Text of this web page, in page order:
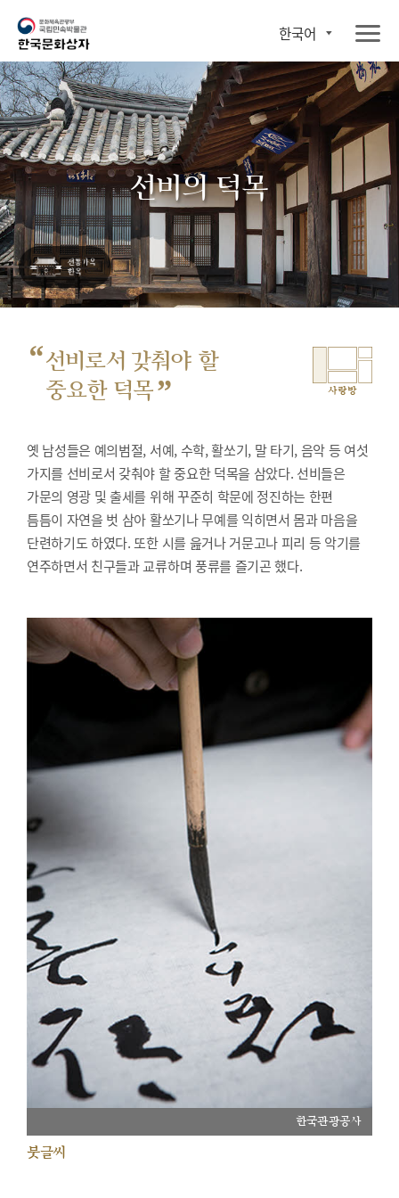
한국어
선비의 덕목
“선비로서 갖춰야 할
중요한 덕목” 사랑방
옛 남성들은 예의범절, 서예, 수학, 활쏘기, 말 타기, 음악 등 여섯
가지를 선비로서 갖춰야 할 중요한 덕목을 삼았다. 선비들은
가문의 영광 및 출세를 위해 꾸준히 학문에 정진하는 한편
틈틈이 자연을 벗 삼아 활쏘기나 무예를 익히면서 몸과 마음을
단련하기도 하였다. 또한 시를 읊거나 거문고나 피리 등 악기를
연주하면서 친구들과 교류하며 풍류를 즐기곤 했다.
한국관광공사
붓글씨